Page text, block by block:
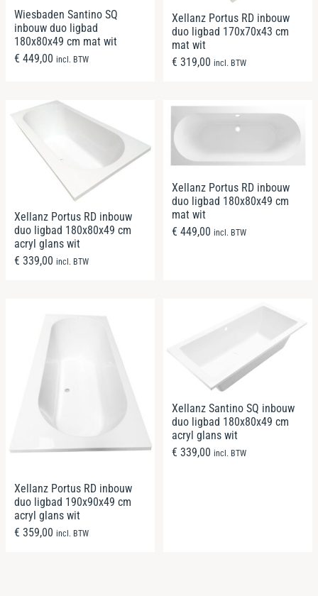
Wiesbaden Santino SQ
inbouw duo ligbad
180x80x49 cm mat wit
€ 449,00 incl. BTW
Xellanz Portus RD inbouw
duo ligbad 170x70x43 cm
mat wit
€ 319,00 incl. BTW
Xellanz Portus RD inbouw
duo ligbad 180x80x49 cm
acryl glans wit
€ 339,00 incl. BTW
Xellanz Portus RD inbouw
duo ligbad 180x80x49 cm
mat wit
€ 449,00 incl. BTW
Xellanz Portus RD inbouw
duo ligbad 190x90x49 cm
acryl glans wit
€ 359,00 incl. BTW
Xellanz Santino SQ inbouw
duo ligbad 180x80x49 cm
acryl glans wit
€ 339,00 incl. BTW